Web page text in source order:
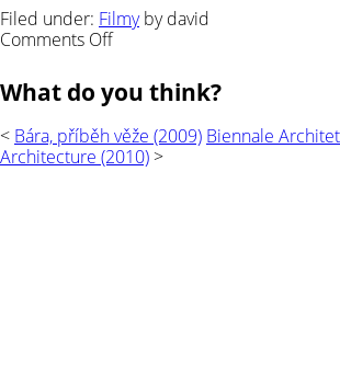
Filed under: Filmyby david
Comments Offon
český
(2009)
What do you think?
< Bára, příběh věže (2009) Biennale
Architecture (2010) >